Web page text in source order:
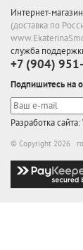
Интернет-магазин
(доставка по
служба
+7 (904)
Подпишитесь на
Разработка
© Copyright 2026